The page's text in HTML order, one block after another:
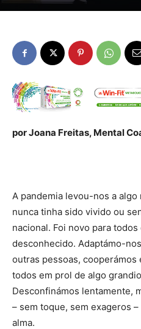
por Joana Freitas, Mental
A pandemia levou-nos a
nunca tinha sido vivido ou
nacional. Foi novo para
desconhecido. Adaptámo-
outras pessoas, cooperámos
todos em prol de algo
Desconfinámos lentamente,
– sem toque, sem exageros
alma.